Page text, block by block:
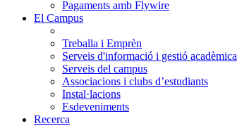
Pagaments amb Flywire
El Campus
Treballa i Emprèn
Serveis d'informació i gestió acadèmica
Serveis del campus
Associacions i clubs d’estudiants
Instal·lacions
Esdeveniments
Recerca